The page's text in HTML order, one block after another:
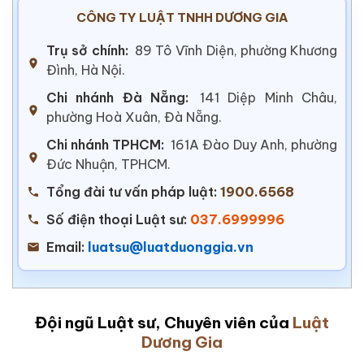
CÔNG TY LUẬT TNHH DƯƠNG GIA
Trụ sở chính: 89 Tô Vĩnh Diện, phường Khương
Đình, Hà Nội.
Chi nhánh Đà Nẵng:
141 Diệp Minh Châu,
phường Hoà Xuân, Đà Nẵng.
Chi nhánh TPHCM: 161A Đào Duy Anh, phường
Đức Nhuận, TPHCM.
Tổng đài tư vấn pháp luật: 1900.6568
Số điện thoại Luật sư: 037.6999996
Email: luatsu@luatduonggia.vn
Đội ngũ Luật sư, Chuyên viên của Luật
Dương Gia